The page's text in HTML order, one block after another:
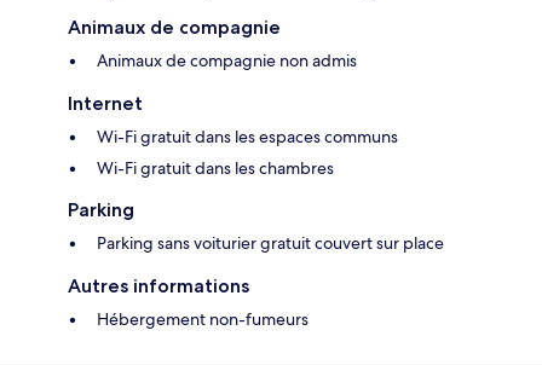
Animaux de compagnie
Animaux de compagnie non admis
Internet
Wi-Fi gratuit dans les espaces communs
Wi-Fi gratuit dans les chambres
Parking
Parking sans voiturier gratuit couvert sur place
Autres informations
Hébergement non-fumeurs